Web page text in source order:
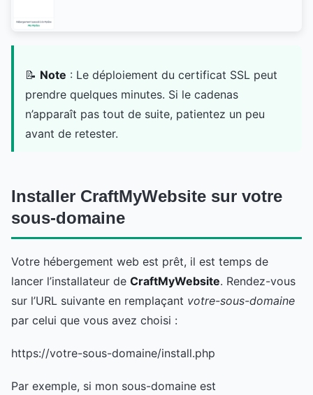
📝 Note : Le déploiement du certificat SSL peut
prendre quelques minutes. Si le cadenas
n’apparaît pas tout de suite, patientez un peu
avant de retester.
Installer CraftMyWebsite sur votre
sous-domaine
Votre hébergement web est prêt, il est temps de
lancer l’installateur de CraftMyWebsite. Rendez-vous
sur l’URL suivante en remplaçant votre-sous-domaine
par celui que vous avez choisi :
https://votre-sous-domaine/install.php
Par exemple, si mon sous-domaine est